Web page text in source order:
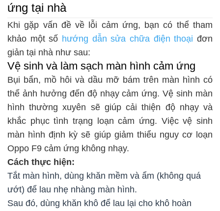
ứng tại nhà
Khi gặp vấn đề về lỗi cảm ứng, bạn có thể tham
khảo một số hướng dẫn sửa chữa điện thoại đơn
giản tại nhà như sau:
Vệ sinh và làm sạch màn hình cảm ứng
Bụi bẩn, mồ hôi và dầu mỡ bám trên màn hình có
thể ảnh hưởng đến độ nhạy cảm ứng. Vệ sinh màn
hình thường xuyên sẽ giúp cải thiện độ nhạy và
khắc phục tình trạng loạn cảm ứng. Việc vệ sinh
màn hình định kỳ sẽ giúp giảm thiểu nguy cơ loạn
Oppo F9 cảm ứng không nhạy.
Cách thực hiện:
Tắt màn hình, dùng khăn mềm và ẩm (không quá
ướt) để lau nhẹ nhàng màn hình.
Sau đó, dùng khăn khô để lau lại cho khô hoàn